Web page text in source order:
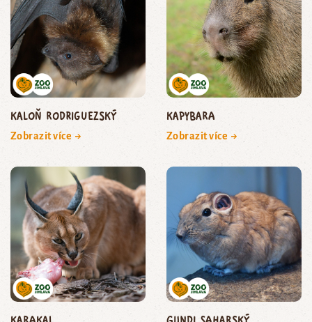
kaloň rodriguezský
Zobrazit více →
kapybara
Zobrazit více →